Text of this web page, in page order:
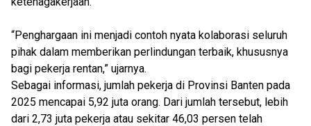
“Penghargaan ini menjadi contoh nyata kolaborasi seluruh
pihak dalam memberikan perlindungan terbaik, khususnya
bagi pekerja rentan,” ujarnya.
Sebagai informasi, jumlah pekerja di Provinsi Banten pada
2025 mencapai 5,92 juta orang. Dari jumlah tersebut, lebih
dari 2,73 juta pekerja atau sekitar 46,03 persen telah